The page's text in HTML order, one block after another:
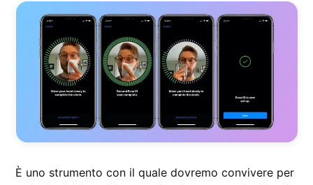
È uno strumento con il quale dovremo convivere per